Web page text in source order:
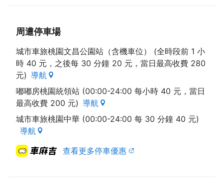
周遭停車場
城市車旅桃園文昌公園站（含機車位） (全時段前 1 小
時 40 元，之後每 30 分鐘 20 元，當日最高收費 280
元) 導航
嘟嘟房桃園統領站 (00:00-24:00 每小時 40 元，當日
最高收費 200 元) 導航
城市車旅桃園中華 (00:00-24:00 每 30 分鐘 40 元)
導航
查看更多停車優惠